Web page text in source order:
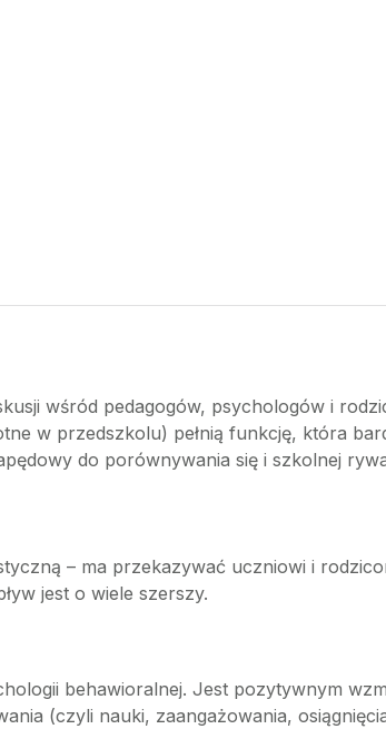
wśród pedagogów, psychologów i
w przedszkolu) pełnią funkcję, która
do porównywania się i szkolnej
– ma przekazywać uczniowi i
jest o wiele szerszy.
behawioralnej. Jest pozytywnym
(czyli nauki, zaangażowania,